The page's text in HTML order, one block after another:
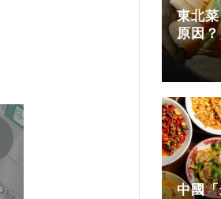
東北
原因？
中國